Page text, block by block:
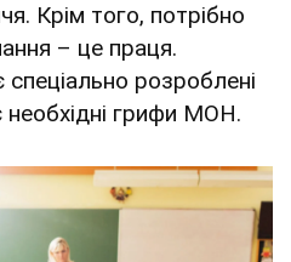
Крім того, потрібно
– це праця.
розроблені
необхідні грифи МОН.